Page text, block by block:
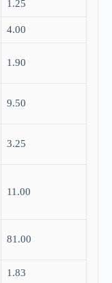
1.25
4.00
1.90
9.50
3.25
11.00
81.00
1.83